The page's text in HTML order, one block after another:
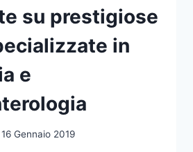
su prestigiose
in
e
16 Gennaio 2019